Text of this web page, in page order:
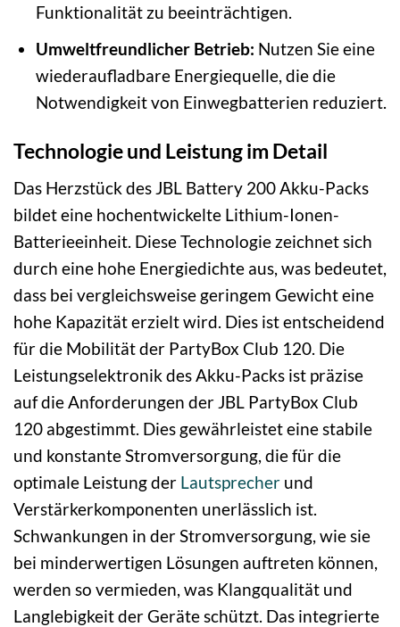
Funktionalität zu beeinträchtigen.
Umweltfreundlicher Betrieb: Nutzen Sie eine
wiederaufladbare Energiequelle, die die
Notwendigkeit von Einwegbatterien reduziert.
Technologie und Leistung im Detail
Das Herzstück des JBL Battery 200 Akku-Packs
bildet eine hochentwickelte Lithium-Ionen-
Batterieeinheit. Diese Technologie zeichnet sich
durch eine hohe Energiedichte aus, was bedeutet,
dass bei vergleichsweise geringem Gewicht eine
hohe Kapazität erzielt wird. Dies ist entscheidend
für die Mobilität der PartyBox Club 120. Die
Leistungselektronik des Akku-Packs ist präzise
auf die Anforderungen der JBL PartyBox Club
120 abgestimmt. Dies gewährleistet eine stabile
und konstante Stromversorgung, die für die
optimale Leistung der Lautsprecher und
Verstärkerkomponenten unerlässlich ist.
Schwankungen in der Stromversorgung, wie sie
bei minderwertigen Lösungen auftreten können,
werden so vermieden, was Klangqualität und
Langlebigkeit der Geräte schützt. Das integrierte